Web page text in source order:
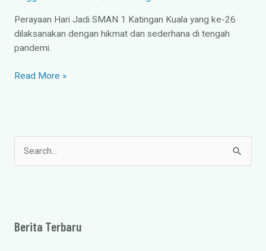
Perayaan Hari Jadi SMAN 1 Katingan Kuala yang ke-26
dilaksanakan dengan hikmat dan sederhana di tengah
pandemi.
Read More »
u
Berita Terbaru